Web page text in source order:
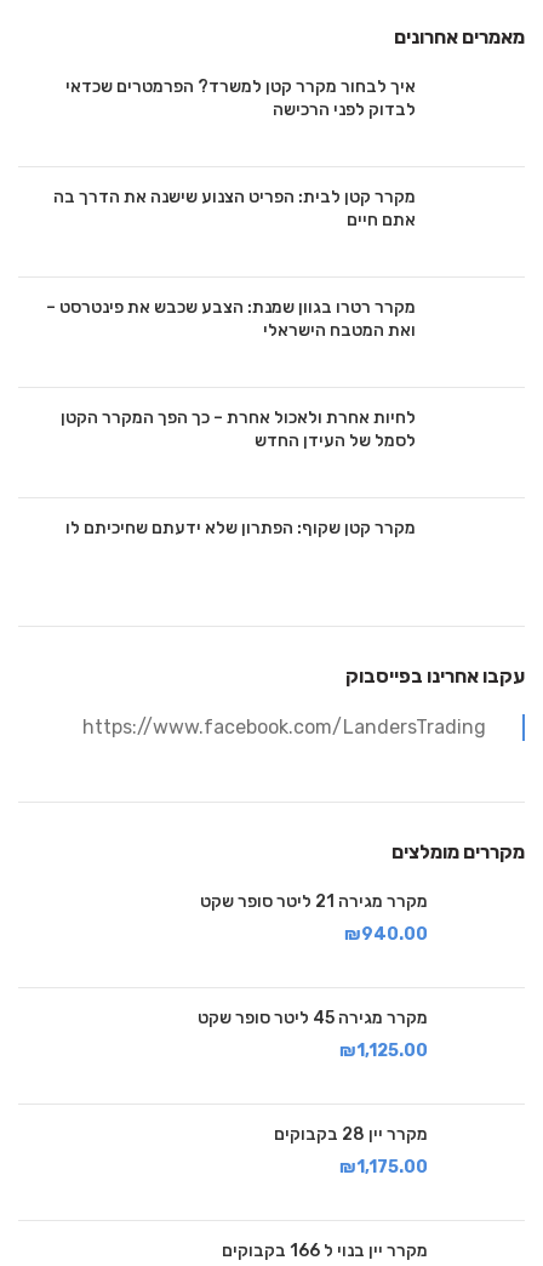
מאמרים אחרונים
איך לבחור מקרר קטן למשרד? הפרמטרים שכדאי
לבדוק לפני הרכישה
מקרר קטן לבית: הפריט הצנוע שישנה את הדרך בה
אתם חיים
מקרר רטרו בגוון שמנת: הצבע שכבש את פינטרסט –
ואת המטבח הישראלי
לחיות אחרת ולאכול אחרת – כך הפך המקרר הקטן
לסמל של העידן החדש
מקרר קטן שקוף: הפתרון שלא ידעתם שחיכיתם לו
עקבו אחרינו בפייסבוק
https://www.facebook.com/LandersTrading
מקררים מומלצים
מקרר מגירה 21 ליטר סופר שקט
₪940.00
מקרר מגירה 45 ליטר סופר שקט
₪1,125.00
מקרר יין 28 בקבוקים
₪1,175.00
מקרר יין בנוי ל 166 בקבוקים